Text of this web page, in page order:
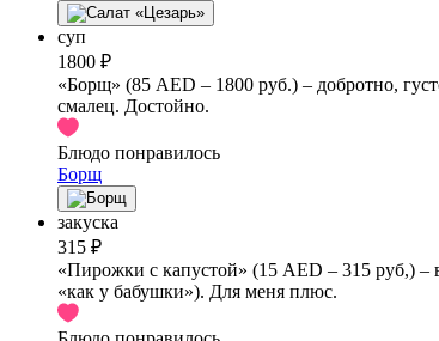
суп
1800 ₽
«Борщ» (85 AED – 1800 руб.) – добротно,
смалец. Достойно.
Блюдо понравилось
Борщ
закуска
315 ₽
«Пирожки с капустой» (15 AED – 315 руб,) –
«как у бабушки»). Для меня плюс.